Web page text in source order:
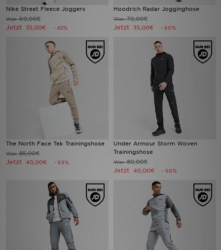
Nike Street Fleece Joggers
War60,00€
Jetzt 35,00€ - 42%
Hoodrich Radar Jogginghose
War70,00€
Jetzt 35,00€ - 50%
The North Face Tek Trainingshose
War85,00€
Jetzt 40,00€ - 53%
Under Armour Storm Woven
Trainingshose
War80,00€
Jetzt 40,00€ - 50%